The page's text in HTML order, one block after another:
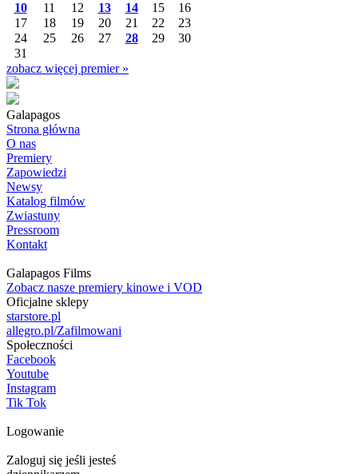
10
11 12 13 14 15
16
17
18 19 20 21 22
23
24
25 26 27 28 29
30
31
zobacz więcej premier »
Galapagos
Strona główna
O nas
Premiery
Zapowiedzi
Newsy
Katalog filmów
Zwiastuny
Pressroom
Kontakt
Galapagos Films
Zobacz nasze premiery kinowe i VOD
Oficjalne sklepy
starstore.pl
allegro.pl/Zafilmowani
Społeczności
Facebook
Youtube
Instagram
Tik Tok
Logowanie
Zaloguj się jeśli jesteś